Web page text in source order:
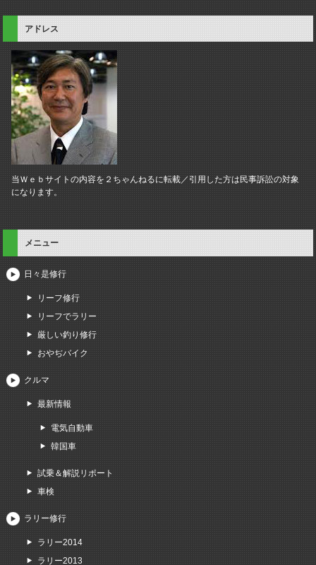
アドレス
当Ｗｅｂサイトの内容を２ちゃんねるに転載／引用した方は民事訴訟の対象
になります。
メニュー
日々是修行
リーフ修行
リーフでラリー
厳しい釣り修行
おやぢバイク
クルマ
最新情報
電気自動車
韓国車
試乗＆解説リポート
車検
ラリー修行
ラリー2014
ラリー2013